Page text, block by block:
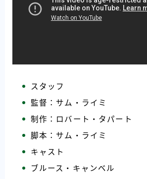
スタッフ
監督：サム・ライミ
制作：ロバート・タパート
脚本：サム・ライミ
キャスト
ブルース・キャンベル